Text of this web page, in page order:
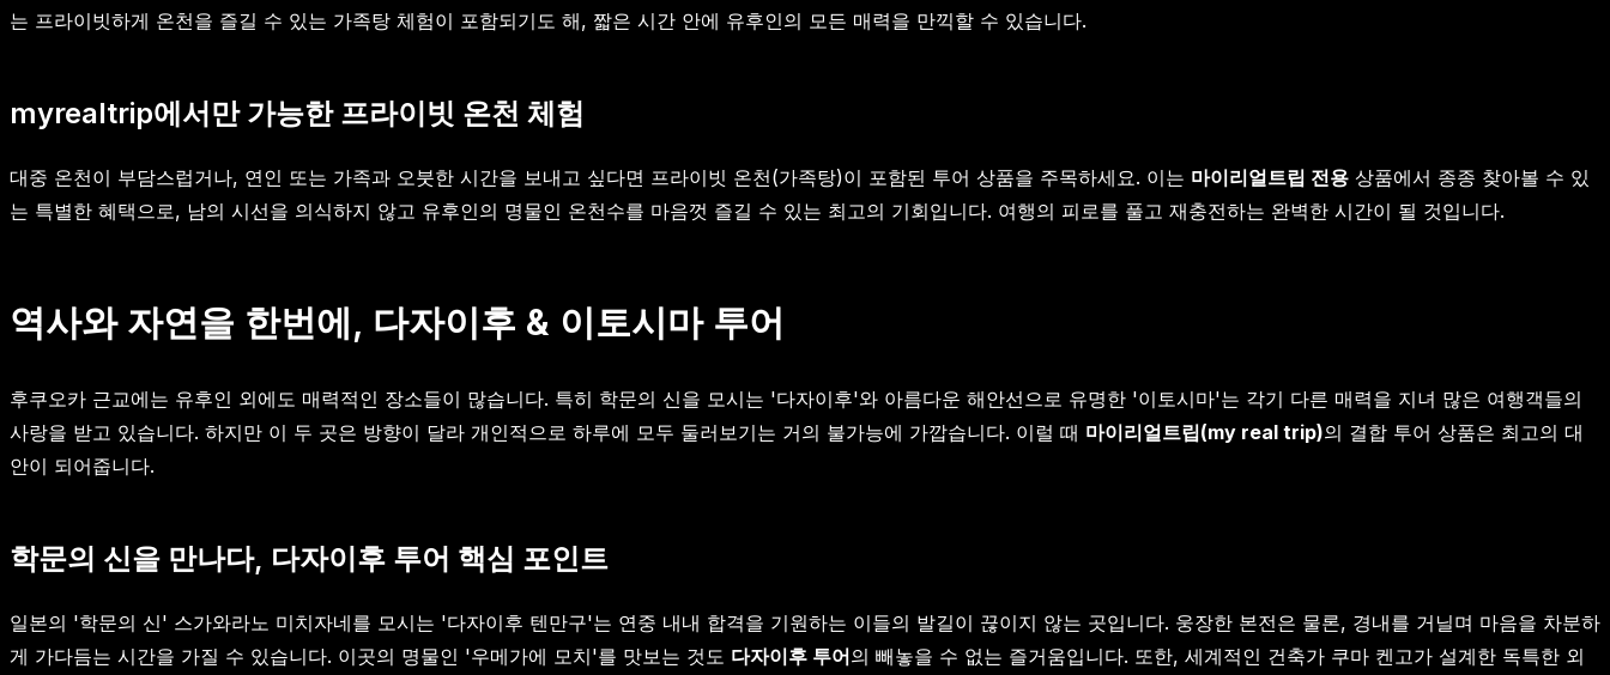
는 프라이빗하게 온천을 즐길 수 있는 가족탕 체험이 포함되기도 해, 짧은 시간 안에 유후인의 모든 매력을 만끽할 수 있습니다.
myrealtrip에서만 가능한 프라이빗 온천 체험
대중 온천이 부담스럽거나, 연인 또는 가족과 오붓한 시간을 보내고 싶다면 프라이빗 온천(가족탕)이 포함된 투어 상품을 주목하세요. 이는 마이리얼트립 전용 상품에서 종종 찾아볼 수 있
는 특별한 혜택으로, 남의 시선을 의식하지 않고 유후인의 명물인 온천수를 마음껏 즐길 수 있는 최고의 기회입니다. 여행의 피로를 풀고 재충전하는 완벽한 시간이 될 것입니다.
역사와 자연을 한번에, 다자이후 & 이토시마 투어
후쿠오카 근교에는 유후인 외에도 매력적인 장소들이 많습니다. 특히 학문의 신을 모시는 '다자이후'와 아름다운 해안선으로 유명한 '이토시마'는 각기 다른 매력을 지녀 많은 여행객들의
사랑을 받고 있습니다. 하지만 이 두 곳은 방향이 달라 개인적으로 하루에 모두 둘러보기는 거의 불가능에 가깝습니다. 이럴 때 마이리얼트립(my real trip)의 결합 투어 상품은 최고의 대
안이 되어줍니다.
학문의 신을 만나다, 다자이후 투어 핵심 포인트
일본의 '학문의 신' 스가와라노 미치자네를 모시는 '다자이후 텐만구'는 연중 내내 합격을 기원하는 이들의 발길이 끊이지 않는 곳입니다. 웅장한 본전은 물론, 경내를 거닐며 마음을 차분하
게 가다듬는 시간을 가질 수 있습니다. 이곳의 명물인 '우메가에 모치'를 맛보는 것도 다자이후 투어의 빼놓을 수 없는 즐거움입니다. 또한, 세계적인 건축가 쿠마 켄고가 설계한 독특한 외